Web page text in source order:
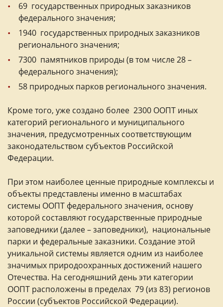
69 государственных природных заказников
федерального значения;
1940 государственных природных заказников
регионального значения;
7300 памятников природы (в том числе 28 –
федерального значения);
58 природных парков регионального значения.
Кроме того, уже создано более 2300 ООПТ иных
категорий регионального и муниципального
значения, предусмотренных соответствующим
законодательством субъектов Российской
Федерации.
При этом наиболее ценные природные комплексы и
объекты представлены именно в масштабах
системы ООПТ федерального значения, основу
которой составляют государственные природные
заповедники (далее – заповедники), национальные
парки и федеральные заказники. Создание этой
уникальной системы является одним из наиболее
значимых природоохранных достижений нашего
Отечества. На сегодняшний день эти категории
ООПТ расположены в пределах 79 (из 83) регионов
России (субъектов Российской Федерации).